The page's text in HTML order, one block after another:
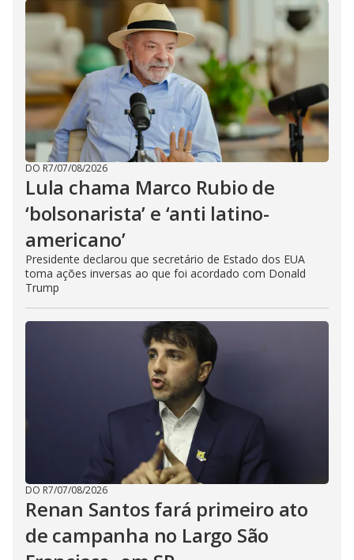
DO R7/07/08/2026
Lula chama Marco Rubio de
‘bolsonarista’ e ‘anti latino-
americano’
Presidente declarou que secretário de Estado dos EUA
toma ações inversas ao que foi acordado com Donald
Trump
DO R7/07/08/2026
Renan Santos fará primeiro ato
de campanha no Largo São